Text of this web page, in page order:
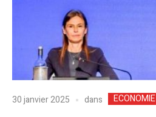
30 janvier 2025 dans ECONOMIE